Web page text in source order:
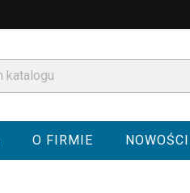
O FIRMIE NOWOŚCI